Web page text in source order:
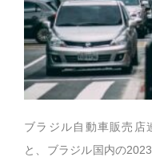
ブラジル自動車販売店
と、ブラジル国内の